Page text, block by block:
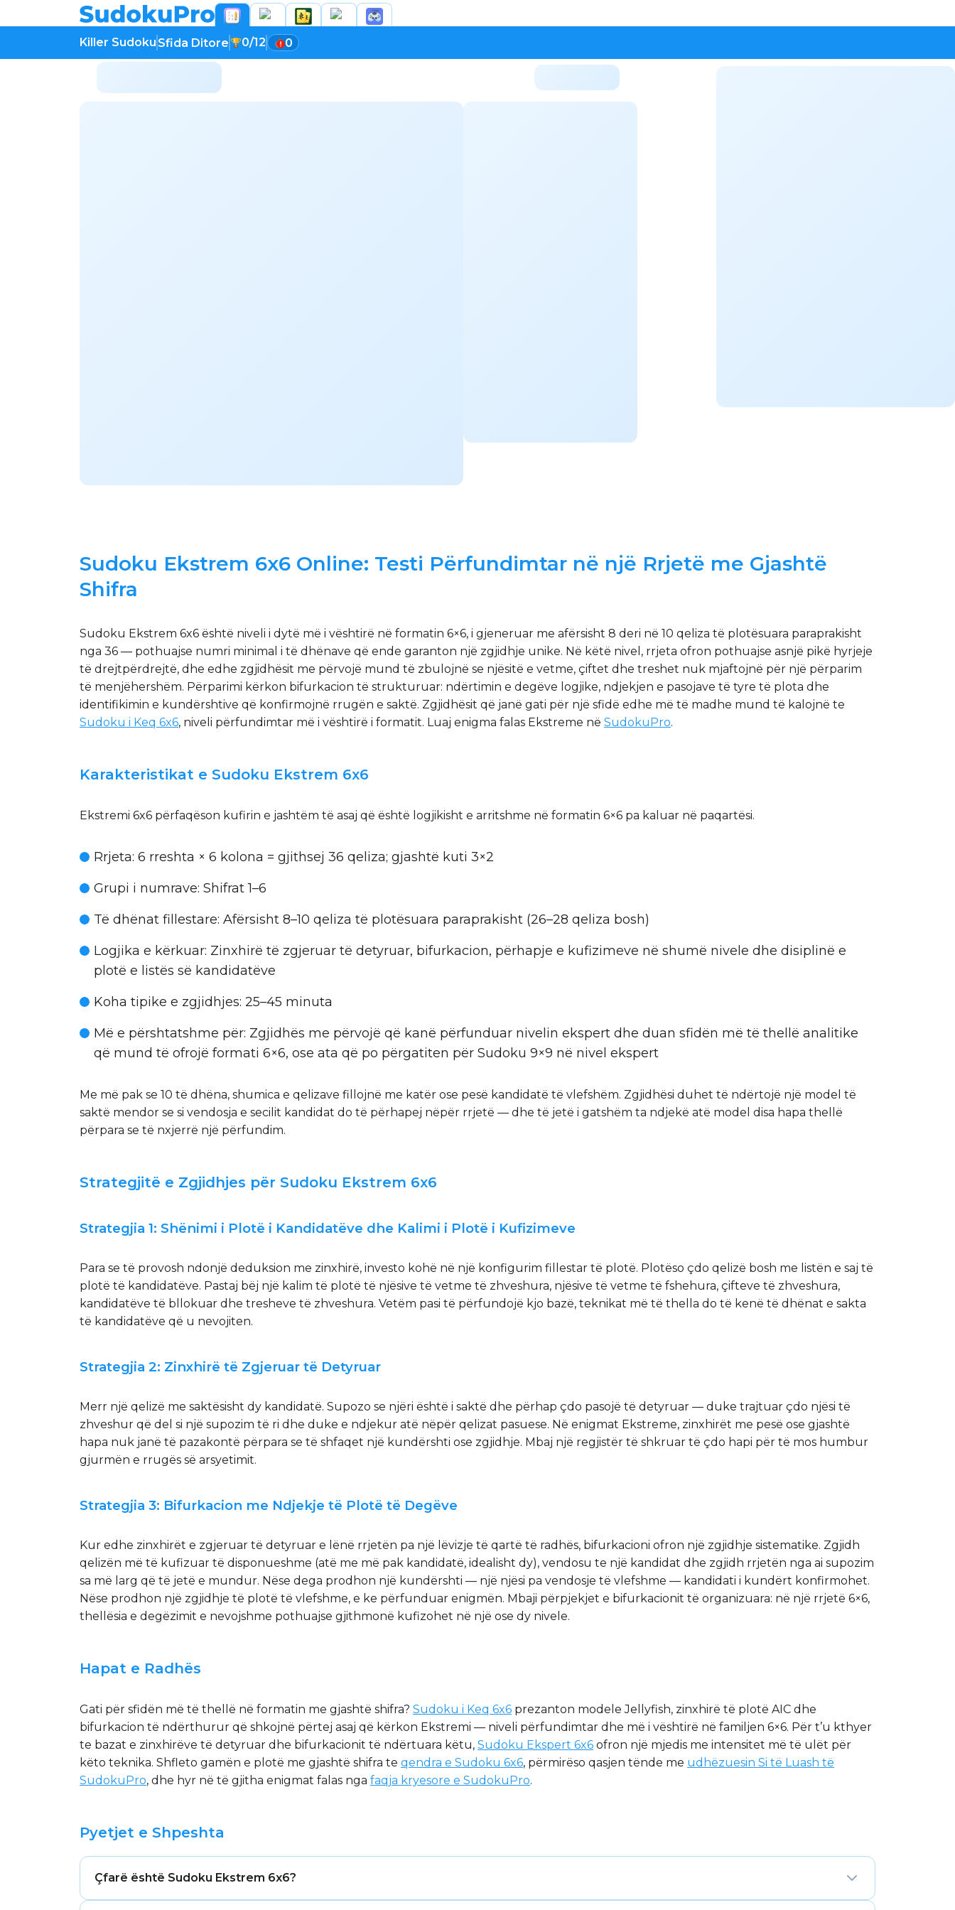
Killer Sudoku Sfida Ditore 0/12 0
Sudoku Ekstrem 6x6 Online: Testi Përfundimtar në një Rrjetë me Gjashtë
Shifra
Sudoku Ekstrem 6x6 është niveli i dytë më i vështirë në formatin 6×6, i gjeneruar me afërsisht 8 deri në 10 qeliza të plotësuara paraprakisht
nga 36 — pothuajse numri minimal i të dhënave që ende garanton një zgjidhje unike. Në këtë nivel, rrjeta ofron pothuajse asnjë pikë hyrjeje
të drejtpërdrejtë, dhe edhe zgjidhësit me përvojë mund të zbulojnë se njësitë e vetme, çiftet dhe treshet nuk mjaftojnë për një përparim
të menjëhershëm. Përparimi kërkon bifurkacion të strukturuar: ndërtimin e degëve logjike, ndjekjen e pasojave të tyre të plota dhe
identifikimin e kundërshtive që konfirmojnë rrugën e saktë. Zgjidhësit që janë gati për një sfidë edhe më të madhe mund të kalojnë te
Sudoku i Keq 6x6, niveli përfundimtar më i vështirë i formatit. Luaj enigma falas Ekstreme në SudokuPro.
Karakteristikat e Sudoku Ekstrem 6x6
Ekstremi 6x6 përfaqëson kufirin e jashtëm të asaj që është logjikisht e arritshme në formatin 6×6 pa kaluar në paqartësi.
Rrjeta: 6 rreshta × 6 kolona = gjithsej 36 qeliza; gjashtë kuti 3×2
Grupi i numrave: Shifrat 1–6
Të dhënat fillestare: Afërsisht 8–10 qeliza të plotësuara paraprakisht (26–28 qeliza bosh)
Logjika e kërkuar: Zinxhirë të zgjeruar të detyruar, bifurkacion, përhapje e kufizimeve në shumë nivele dhe disiplinë e
plotë e listës së kandidatëve
Koha tipike e zgjidhjes: 25–45 minuta
Më e përshtatshme për: Zgjidhës me përvojë që kanë përfunduar nivelin ekspert dhe duan sfidën më të thellë analitike
që mund të ofrojë formati 6×6, ose ata që po përgatiten për Sudoku 9×9 në nivel ekspert
Me më pak se 10 të dhëna, shumica e qelizave fillojnë me katër ose pesë kandidatë të vlefshëm. Zgjidhësi duhet të ndërtojë një model të
saktë mendor se si vendosja e secilit kandidat do të përhapej nëpër rrjetë — dhe të jetë i gatshëm ta ndjekë atë model disa hapa thellë
përpara se të nxjerrë një përfundim.
Strategjitë e Zgjidhjes për Sudoku Ekstrem 6x6
Strategjia 1: Shënimi i Plotë i Kandidatëve dhe Kalimi i Plotë i Kufizimeve
Para se të provosh ndonjë deduksion me zinxhirë, investo kohë në një konfigurim fillestar të plotë. Plotëso çdo qelizë bosh me listën e saj të
plotë të kandidatëve. Pastaj bëj një kalim të plotë të njësive të vetme të zhveshura, njësive të vetme të fshehura, çifteve të zhveshura,
kandidatëve të bllokuar dhe tresheve të zhveshura. Vetëm pasi të përfundojë kjo bazë, teknikat më të thella do të kenë të dhënat e sakta
të kandidatëve që u nevojiten.
Strategjia 2: Zinxhirë të Zgjeruar të Detyruar
Merr një qelizë me saktësisht dy kandidatë. Supozo se njëri është i saktë dhe përhap çdo pasojë të detyruar — duke trajtuar çdo njësi të
zhveshur që del si një supozim të ri dhe duke e ndjekur atë nëpër qelizat pasuese. Në enigmat Ekstreme, zinxhirët me pesë ose gjashtë
hapa nuk janë të pazakontë përpara se të shfaqet një kundërshti ose zgjidhje. Mbaj një regjistër të shkruar të çdo hapi për të mos humbur
gjurmën e rrugës së arsyetimit.
Strategjia 3: Bifurkacion me Ndjekje të Plotë të Degëve
Kur edhe zinxhirët e zgjeruar të detyruar e lënë rrjetën pa një lëvizje të qartë të radhës, bifurkacioni ofron një zgjidhje sistematike. Zgjidh
qelizën më të kufizuar të disponueshme (atë me më pak kandidatë, idealisht dy), vendosu te një kandidat dhe zgjidh rrjetën nga ai supozim
sa më larg që të jetë e mundur. Nëse dega prodhon një kundërshti — një njësi pa vendosje të vlefshme — kandidati i kundërt konfirmohet.
Nëse prodhon një zgjidhje të plotë të vlefshme, e ke përfunduar enigmën. Mbaji përpjekjet e bifurkacionit të organizuara: në një rrjetë 6×6,
thellësia e degëzimit e nevojshme pothuajse gjithmonë kufizohet në një ose dy nivele.
Hapat e Radhës
Gati për sfidën më të thellë në formatin me gjashtë shifra? Sudoku i Keq 6x6 prezanton modele Jellyfish, zinxhirë të plotë AIC dhe
bifurkacion të ndërthurur që shkojnë përtej asaj që kërkon Ekstremi — niveli përfundimtar dhe më i vështirë në familjen 6×6. Për t’u kthyer
te bazat e zinxhirëve të detyruar dhe bifurkacionit të ndërtuara këtu, Sudoku Ekspert 6x6 ofron një mjedis me intensitet më të ulët për
këto teknika. Shfleto gamën e plotë me gjashtë shifra te qendra e Sudoku 6x6, përmirëso qasjen tënde me udhëzuesin Si të Luash të
SudokuPro, dhe hyr në të gjitha enigmat falas nga faqja kryesore e SudokuPro.
Pyetjet e Shpeshta
Çfarë është Sudoku Ekstrem 6x6?